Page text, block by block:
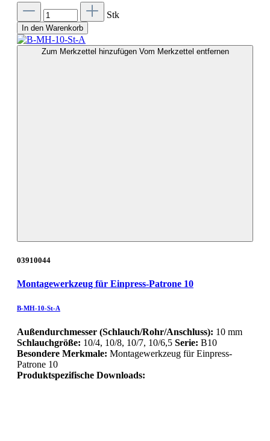
Stk
In den Warenkorb
Zum Merkzettel hinzufügen Vom Merkzettel entfernen
03910044
Montagewerkzeug für Einpress-Patrone 10
B-MH-10-St-A
Außendurchmesser (Schlauch/Rohr/Anschluss): 10 mm
Schlauchgröße: 10/4, 10/8, 10/7, 10/6,5 Serie: B10
Besondere Merkmale: Montagewerkzeug für Einpress-
Patrone 10
Produktspezifische Downloads: